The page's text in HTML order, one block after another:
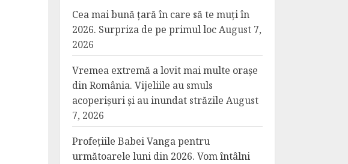
Cea mai bună țară în care să te muți în
2026. Surpriza de pe primul locAugust 7,
2026
Vremea extremă a lovit mai multe orașe
din România. Vijeliile au smuls
acoperișuri și au inundat străzile August
7, 2026
Profețiile Babei Vanga pentru
următoarele luni din 2026. Vom întâlni